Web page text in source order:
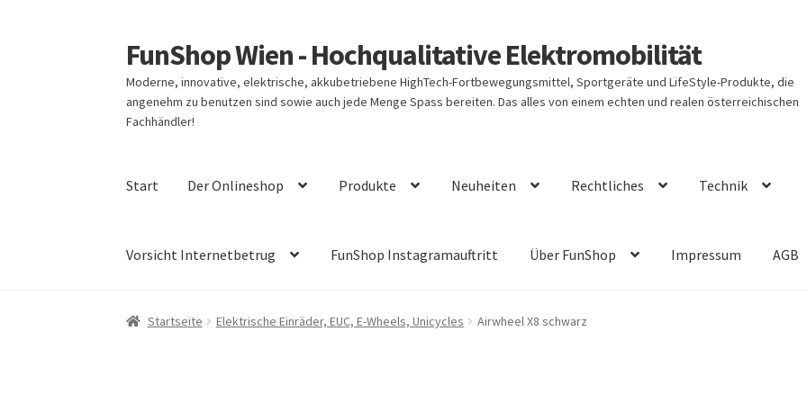
Zur
Navigation
springen
Zum
Inhalt
springen
FunShop Wien - Hochqualitative Elektromobilität
Moderne, innovative, elektrische, akkubetriebene HighTech-Fortbewegungsmittel, Sportgeräte und LifeStyle-Produkte, die
angenehm zu benutzen sind sowie auch jede Menge Spass bereiten. Das alles von einem echten und realen österreichischen
Fachhändler!
Start Der Onlineshop Produkte Neuheiten Rechtliches Technik
Vorsicht Internetbetrug FunShop Instagramauftritt Über FunShop Impressum AGB
Startseite Elektrische Einräder, EUC, E-Wheels, Unicycles Airwheel X8 schwarz